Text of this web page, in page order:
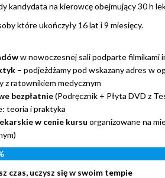
kandydata na kierowcę obejmujący 30 h
które ukończyły 16 lat i 9 miesięcy.
w nowoczesnej sali podparte
– podjeżdżamy pod wskazany adres w
z ratownikiem medycznym
bezpłatnie(Podręcznik + Płyta DVD z
teoria i praktyka
w cenie kursu organizowane na
czas, uczysz się w swoim tempie